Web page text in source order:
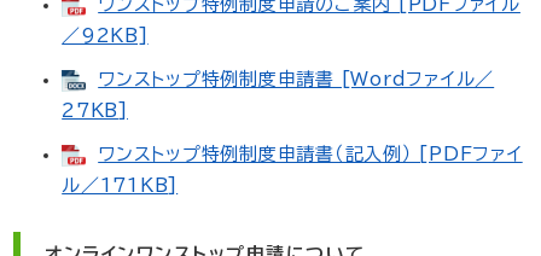
ワンストップ特例制度申請のご案内 [PDFファイル
／92KB]
ワンストップ特例制度申請書 [Wordファイル／
27KB]
ワンストップ特例制度申請書（記入例） [PDFファイ
ル／171KB]